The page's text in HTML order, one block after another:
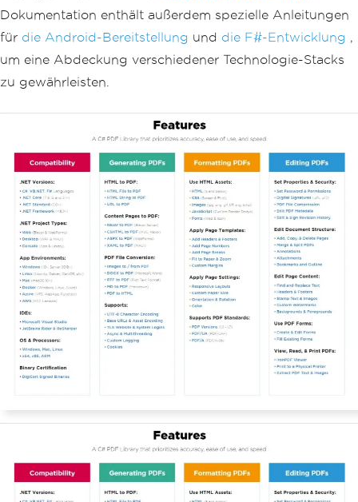
Dokumentation enthält außerdem spezielle Anleitungen
für die Android-Bereitstellung und die F#-Entwicklung ,
um eine Abdeckung verschiedener Technologie-Stacks
zu gewährleisten.